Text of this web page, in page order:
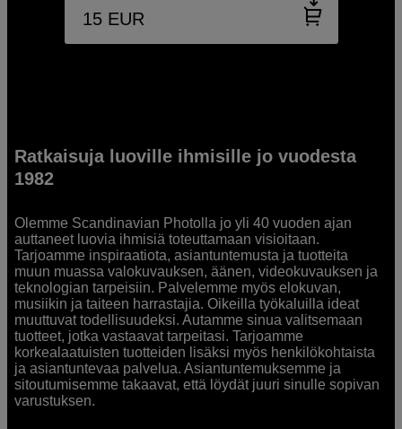
15 EUR
Ratkaisuja luoville ihmisille jo vuodesta
1982
Olemme Scandinavian Photolla jo yli 40 vuoden ajan
auttaneet luovia ihmisiä toteuttamaan visioitaan.
Tarjoamme inspiraatiota, asiantuntemusta ja tuotteita
muun muassa valokuvauksen, äänen, videokuvauksen ja
teknologian tarpeisiin. Palvelemme myös elokuvan,
musiikin ja taiteen harrastajia. Oikeilla työkaluilla ideat
muuttuvat todellisuudeksi. Autamme sinua valitsemaan
tuotteet, jotka vastaavat tarpeitasi. Tarjoamme
korkealaatuisten tuotteiden lisäksi myös henkilökohtaista
ja asiantuntevaa palvelua. Asiantuntemuksemme ja
sitoutumisemme takaavat, että löydät juuri sinulle sopivan
varustuksen.